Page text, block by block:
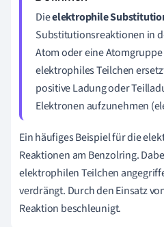
Dieelektrophile
Substitutionsreaktionen in
Atom oder eine
elektrophiles Teilchen
positive Ladung oder
Elektronen aufzunehmen
Ein häufiges Beispiel für die
Reaktionen am Benzolring.
elektrophilen Teilchen
verdrängt. Durch den Einsatz
Reaktion beschleunigt.